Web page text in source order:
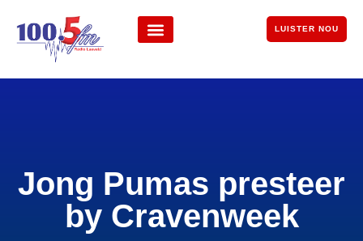
LUISTER NOU
Jong Pumas presteer
by Cravenweek